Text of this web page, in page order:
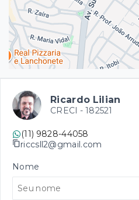
Ricardo Lilian
CRECI - 182521
(11) 9828-44058
riccsll2@gmail.com
Nome